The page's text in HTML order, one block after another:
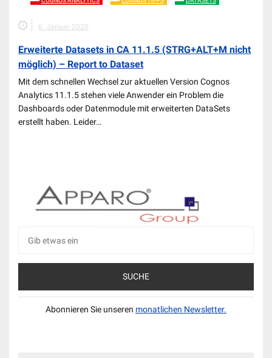
6. Januar 2020
Erweiterte Datasets in CA 11.1.5 (STRG+ALT+M nicht
möglich) – Report to Dataset
Mit dem schnellen Wechsel zur aktuellen Version Cognos
Analytics 11.1.5 stehen viele Anwender ein Problem die
Dashboards oder Datenmodule mit erweiterten DataSets
erstellt haben. Leider…
nach:
Abonnieren Sie unseren monatlichen Newsletter.